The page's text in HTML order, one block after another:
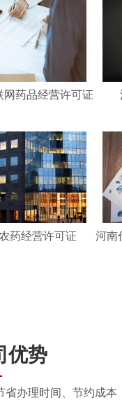
网药品经营许可证
药经营许可证 河南
优势
办理时间、节约成本